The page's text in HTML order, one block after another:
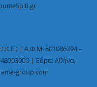
| Α.Φ.Μ. 801086294 –
| Έδρα: Αθήνα,
group.com